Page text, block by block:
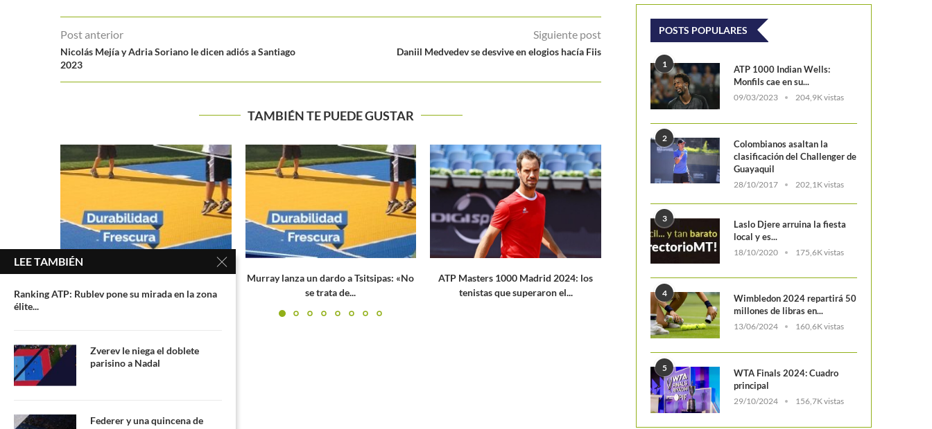
Post anterior
Nicolás Mejía y Adria Soriano le dicen adiós a Santiago
2023
Siguiente post
Daniil Medvedev se desvive en elogios hacía Fiis
TAMBIÉN TE PUEDE GUSTAR
de vivir
Murray lanza un dardo a Tsitsipas: «No
se trata de...
ATP Masters 1000 Madrid 2024: los
tenistas que superaron el...
Valentina Mediorreal suma su tercer
trofeo de dobles consecutivo en...
Djokovic y Medvedev, con el menor
desgaste de los cuatro...
WTA 2018: Las más
POSTS POPULARES
1
ATP 1000 Indian Wells:
Monfils cae en su...
09/03/2023 204,9K vistas
2
Colombianos asaltan la
clasificación del Challenger de
Guayaquil
28/10/2017 202,1K vistas
3
Laslo Djere arruina la fiesta
local y es...
18/10/2020 175,6K vistas
4
Wimbledon 2024 repartirá 50
millones de libras en...
13/06/2024 160,6K vistas
5
WTA Finals 2024: Cuadro
principal
29/10/2024 156,7K vistas
LEE TAMBIÉN
Ranking ATP: Rublev pone su mirada en la zona
élite...
Zverev le niega el doblete
parisino a Nadal
Federer y una quincena de